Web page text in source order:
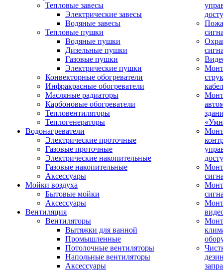
Тепловые завесы
Электрические завесы
Водяные завесы
Тепловые пушки
Водяные пушки
Дизельные пушки
Газовые пушки
Электрические пушки
Конвекторные обогреватели
Инфракрасные обогреватели
Масляные радиаторы
Карбоновые обогреватели
Тепловентиляторы
Теплогенераторы
Водонагреватели
Электрические проточные
Газовые проточные
Электрические накопительные
Газовые накопительные
Аксессуары
Мойки воздуха
Бытовые мойки
Аксессуары
Вентиляция
Вентиляторы
Вытяжки для ванной
Промышленные
Потолочные вентиляторы
Напольные вентиляторы
Аксессуары